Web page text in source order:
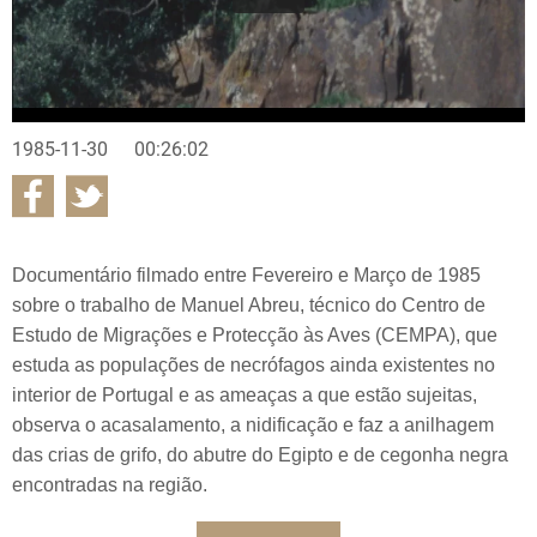
1985-11-30 00:26:02
Documentário filmado entre Fevereiro e Março de 1985
sobre o trabalho de Manuel Abreu, técnico do Centro de
Estudo de Migrações e Protecção às Aves (CEMPA), que
estuda as populações de necrófagos ainda existentes no
interior de Portugal e as ameaças a que estão sujeitas,
observa o acasalamento, a nidificação e faz a anilhagem
das crias de grifo, do abutre do Egipto e de cegonha negra
encontradas na região.